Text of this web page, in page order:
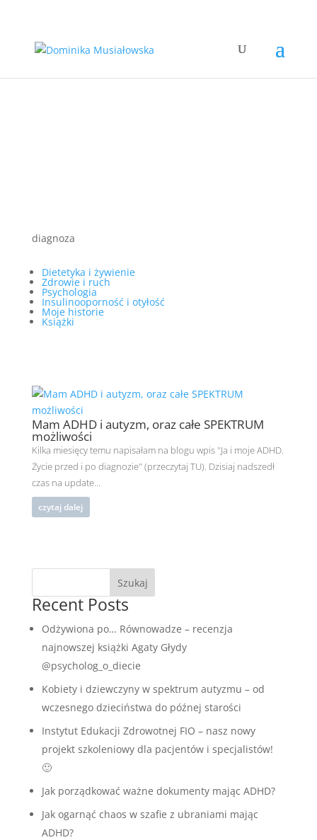
diagnoza
Dietetyka i żywienie
Zdrowie i ruch
Psychologia
Insulinooporność i otyłość
Moje historie
Książki
Mam ADHD i autyzm, oraz całe SPEKTRUM
możliwości
Kilka miesięcy temu napisałam na blogu wpis "Ja i moje ADHD.
Życie przed i po diagnozie" (przeczytaj TU). Dzisiaj nadszedł
czas na update...
czytaj dalej
Szukaj
Recent Posts
Odżywiona po… Równowadze – recenzja
najnowszej książki Agaty Głydy
@psycholog_o_diecie
Kobiety i dziewczyny w spektrum autyzmu – od
wczesnego dzieciństwa do późnej starości
Instytut Edukacji Zdrowotnej FIO – nasz nowy
projekt szkoleniowy dla pacjentów i specjalistów!
🙂
Jak porządkować ważne dokumenty mając ADHD?
Jak ogarnąć chaos w szafie z ubraniami mając
ADHD?